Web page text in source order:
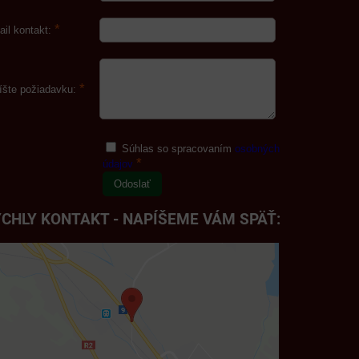
kontakt: *
požiadavku: *
Súhlas so spracovanímosobných
údajov *
Odoslať
KONTAKT - NAPÍŠEME VÁM SPÄŤ: